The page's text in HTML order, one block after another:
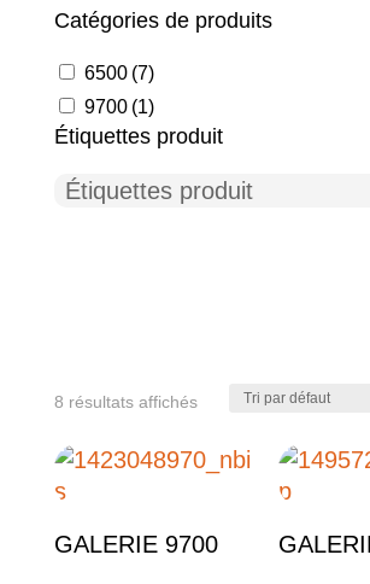
Catégories de produits
6500 (7)
9700 (1)
Étiquettes produit
Catégories de produits
6500 (7)
8 résultats affichés
GALERIE 9700